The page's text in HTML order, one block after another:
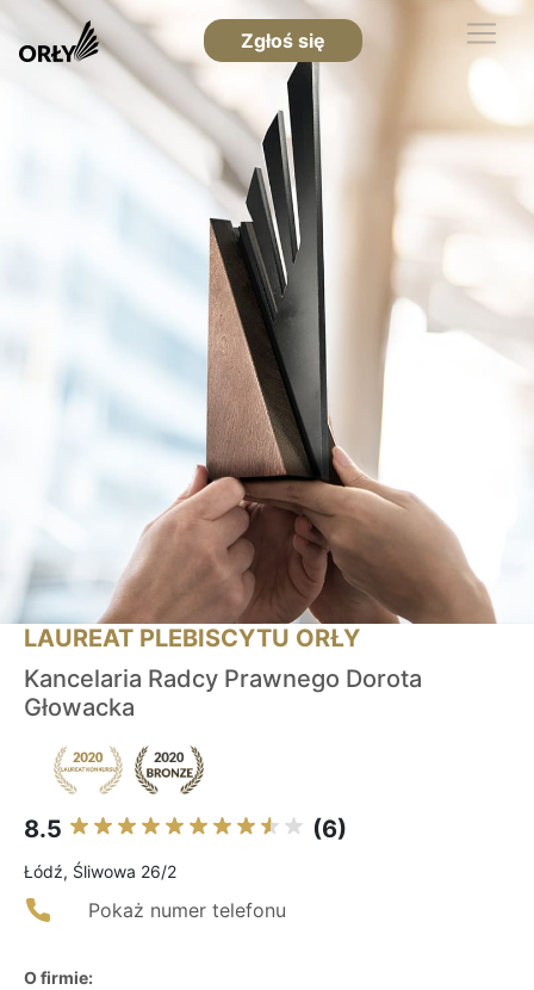
Zgłoś się
LAUREAT PLEBISCYTU ORŁY
Kancelaria Radcy Prawnego Dorota
Głowacka
8.5 (6)
Łódź, Śliwowa 26/2
Pokaż numer telefonu
O firmie: